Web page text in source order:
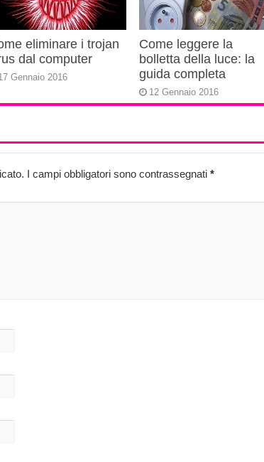
eliminare i trojan
dal computer
Gennaio 2016
Come leggere la
bolletta della luce: la
guida completa
12 Gennaio 2016
I campi obbligatori sono contrassegnati *